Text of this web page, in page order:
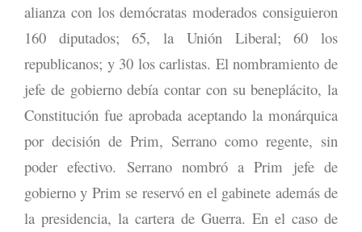
alianza con los demócratas moderados consiguieron
160 diputados; 65, la Unión Liberal; 60 los
republicanos; y 30 los carlistas. El nombramiento de
jefe de gobierno debía contar con su beneplácito, la
Constitución fue aprobada aceptando la monárquica
por decisión de Prim, Serrano como regente, sin
poder efectivo. Serrano nombró a Prim jefe de
gobierno y Prim se reservó en el gabinete además de
la presidencia, la cartera de Guerra. En el caso de